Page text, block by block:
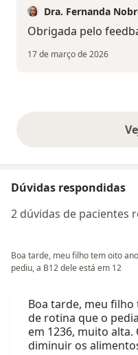
Dra. Fernanda
Obrigada pelo
17 de março de 2026
Dúvidas respondidas
2 dúvidas de pacientes
Boa tarde, meu filho tem oito
pediu, a B12 dele está em 12
Boa tarde, meu
de rotina que o
em 1236, muito
diminuir os